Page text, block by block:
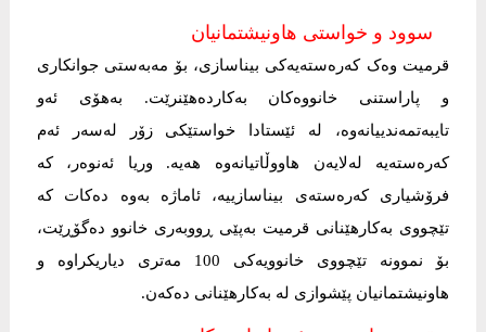
سوود و خواستی هاونیشتمانیان
قرمیت وەک کەرەستەیەکی بیناسازی، بۆ مەبەستی جوانکاری
و پاراستنی خانووەکان بەکاردەهێنرێت. بەهۆی ئەو
تایبەتمەندییانەوە، لە ئێستادا خواستێکی زۆر لەسەر ئەم
کەرەستەیە لەلایەن هاووڵاتیانەوە هەیە. وریا ئەنوەر، کە
فرۆشیاری کەرەستەی بیناسازییە، ئاماژە بەوە دەکات کە
تێچووی بەکارهێنانی قرمیت بەپێی ڕووبەری خانوو دەگۆڕێت،
بۆ نموونە تێچووی خانوویەکی 100 مەتری دیاریکراوە و
هاونیشتمانیان پێشوازی لە بەکارهێنانی دەکەن.